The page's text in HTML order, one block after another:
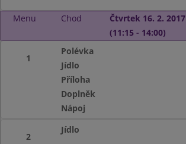
Menu Chod
Čtvrtek 16. 2. 2017
(11:15 - 14:00)
1
Polévka
Jídlo
Příloha
Doplněk
Nápoj
2
Jídlo